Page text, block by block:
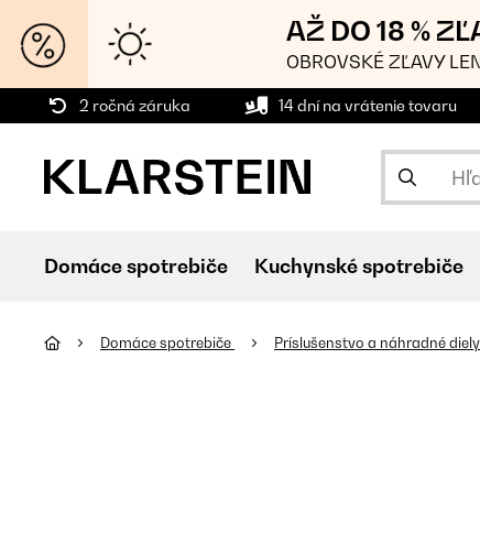
AŽ DO 18 %
OBROVSKÉ ZĽAVY
2 ročná záruka 14 dní na vrátenie tovaru
Domáce spotrebiče Kuchynské spotrebiče
Domáce spotrebiče Príslušenstvo a náhradné diely